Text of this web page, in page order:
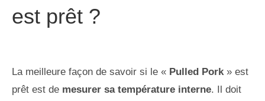
est prêt ?
La meilleure façon de savoir si le « Pulled Pork» est
prêt est de mesurer sa température interne. Il doit